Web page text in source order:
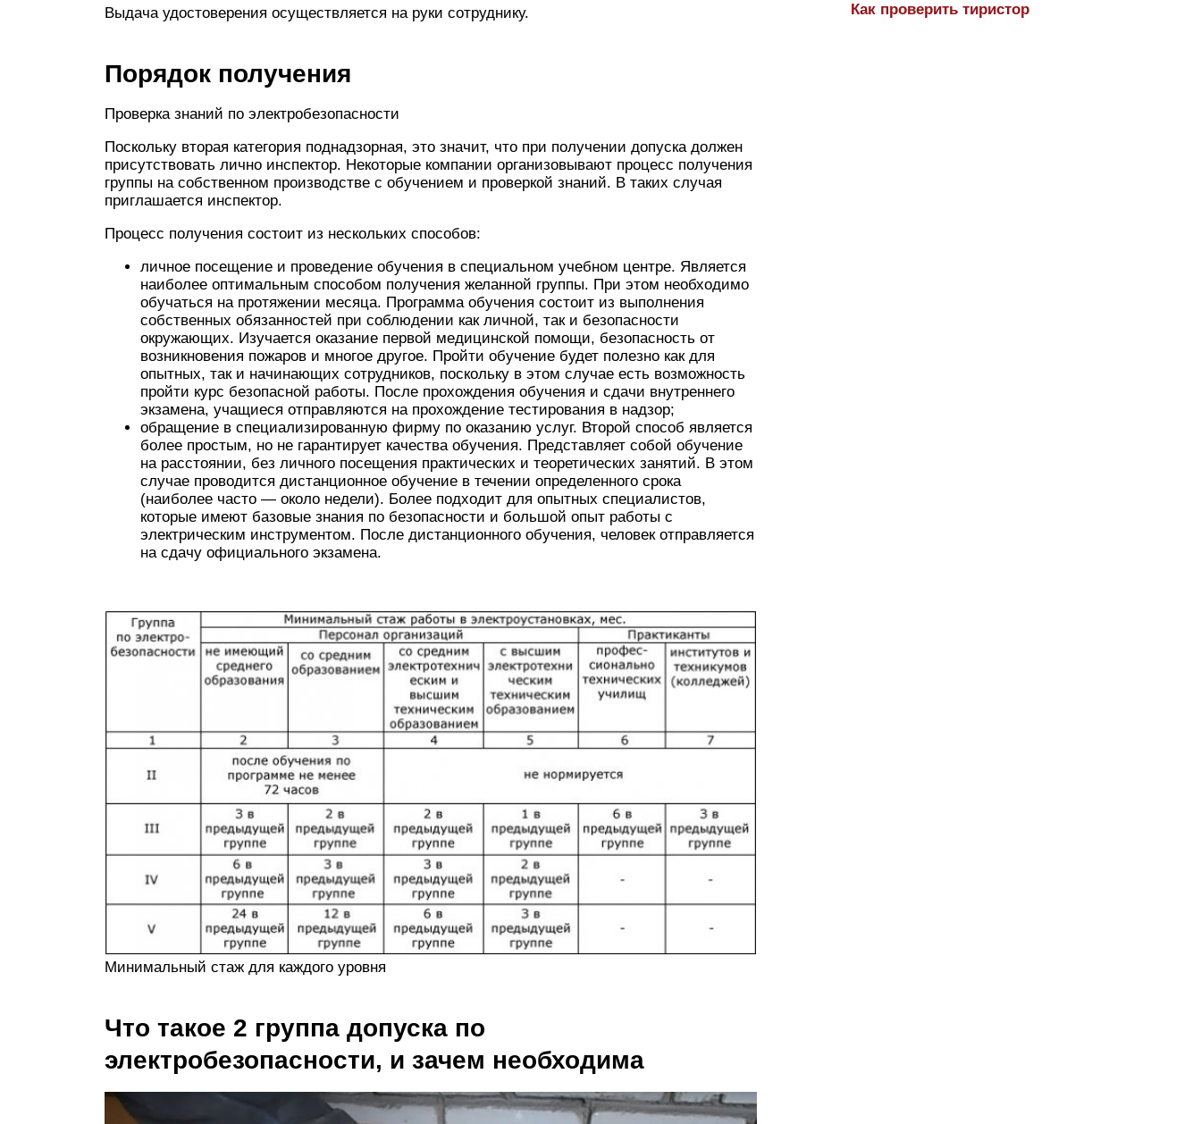
Выдача удостоверения осуществляется на руки сотруднику.
Порядок получения
Проверка знаний по электробезопасности
Поскольку вторая категория поднадзорная, это значит, что при получении допуска должен
присутствовать лично инспектор. Некоторые компании организовывают процесс получения
группы на собственном производстве с обучением и проверкой знаний. В таких случая
приглашается инспектор.
Процесс получения состоит из нескольких способов:
личное посещение и проведение обучения в специальном учебном центре. Является
наиболее оптимальным способом получения желанной группы. При этом необходимо
обучаться на протяжении месяца. Программа обучения состоит из выполнения
собственных обязанностей при соблюдении как личной, так и безопасности
окружающих. Изучается оказание первой медицинской помощи, безопасность от
возникновения пожаров и многое другое. Пройти обучение будет полезно как для
опытных, так и начинающих сотрудников, поскольку в этом случае есть возможность
пройти курс безопасной работы. После прохождения обучения и сдачи внутреннего
экзамена, учащиеся отправляются на прохождение тестирования в надзор;
обращение в специализированную фирму по оказанию услуг. Второй способ является
более простым, но не гарантирует качества обучения. Представляет собой обучение
на расстоянии, без личного посещения практических и теоретических занятий. В этом
случае проводится дистанционное обучение в течении определенного срока
(наиболее часто — около недели). Более подходит для опытных специалистов,
которые имеют базовые знания по безопасности и большой опыт работы с
электрическим инструментом. После дистанционного обучения, человек отправляется
на сдачу официального экзамена.
Минимальный стаж для каждого уровня
Что такое 2 группа допуска по
электробезопасности, и зачем необходима
Как проверить тиристор